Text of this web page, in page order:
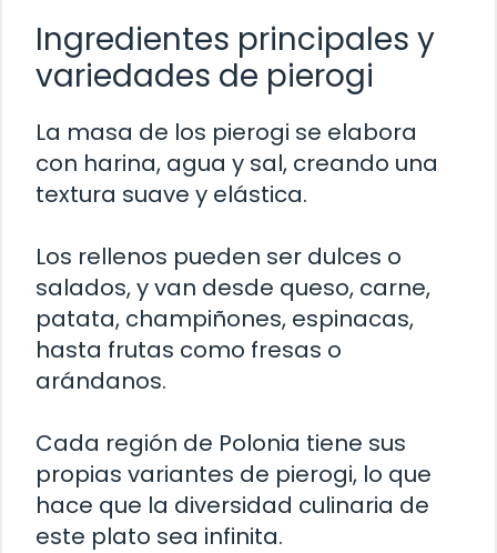
Ingredientes principales y
variedades de pierogi
La masa de los pierogi se elabora
con harina, agua y sal, creando una
textura suave y elástica.
Los rellenos pueden ser dulces o
salados, y van desde queso, carne,
patata, champiñones, espinacas,
hasta frutas como fresas o
arándanos.
Cada región de Polonia tiene sus
propias variantes de pierogi, lo que
hace que la diversidad culinaria de
este plato sea infinita.